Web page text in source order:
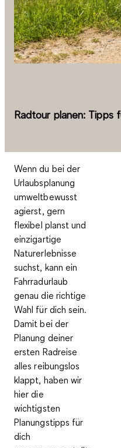
Radtour planen: Tipps
Wenn du bei der
Urlaubsplanung
umweltbewusst
agierst, gern
flexibel planst und
einzigartige
Naturerlebnisse
suchst, kann ein
Fahrradurlaub
genau die richtige
Wahl für dich sein.
Damit bei der
Planung deiner
ersten Radreise
alles reibungslos
klappt, haben wir
hier die
wichtigsten
Planungstipps für
dich